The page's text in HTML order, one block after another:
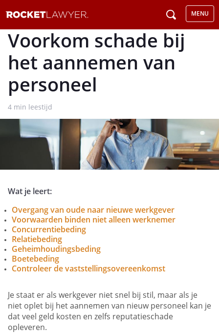
MENU
Voorkom schade bij
het aannemen van
personeel
4 min leestijd
Wat je leert:
Overgang van oude naar nieuwe werkgever
Voorwaarden binden niet alleen werknemer
Concurrentiebeding
Relatiebeding
Geheimhoudingsbeding
Boetebeding
Controleer de vaststellingsovereenkomst
Je staat er als werkgever niet snel bij stil, maar als je
niet oplet bij het aannemen van nieuw personeel kan je
dat veel geld kosten en zelfs reputatieschade
opleveren.